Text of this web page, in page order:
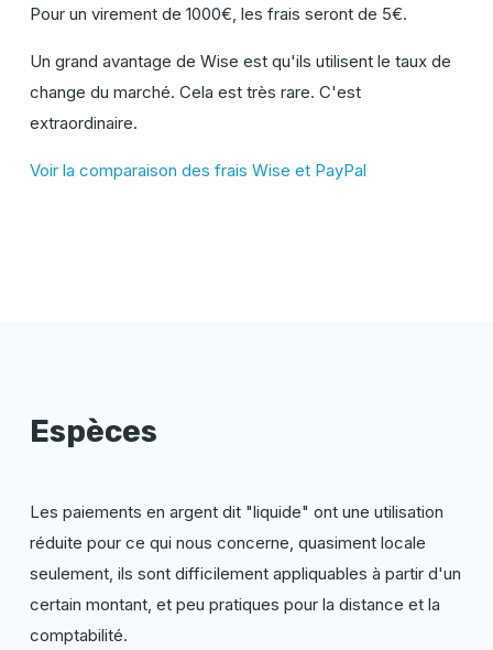
Pour un virement de 1000€, les frais seront de 5€.
Un grand avantage de Wise est qu'ils utilisent le taux de
change du marché. Cela est très rare. C'est
extraordinaire.
Voir la comparaison des frais Wise et PayPal
Espèces
Les paiements en argent dit "liquide" ont une utilisation
réduite pour ce qui nous concerne, quasiment locale
seulement, ils sont difficilement appliquables à partir d'un
certain montant, et peu pratiques pour la distance et la
comptabilité.